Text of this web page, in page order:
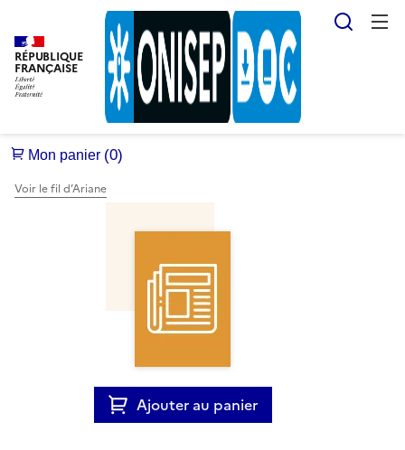
RÉPUBLIQUE
FRANÇAISE
Voir le fil d’Ariane
Ajouter au panier